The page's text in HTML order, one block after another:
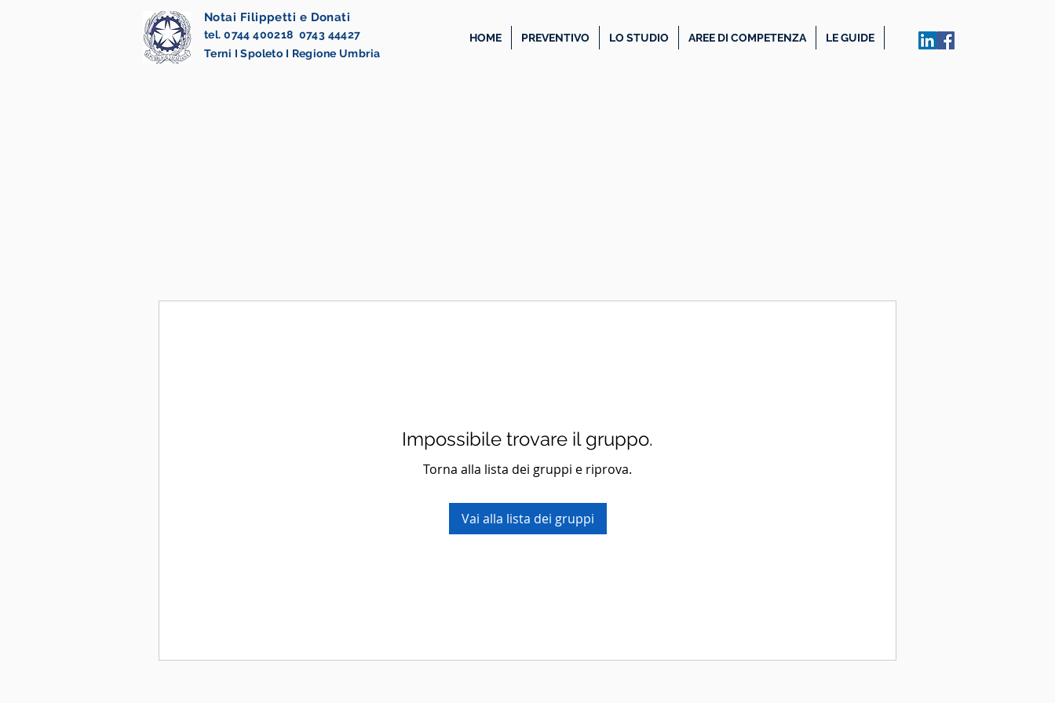
Notai Filippetti e Donati
HOME PREVENTIVO LO STUDIO AREE DI COMPETENZA LE GUIDE
tel. 0744 400218 0743 44427
Terni I Spoleto I Regione Umbria
Impossibile trovare il gruppo.
Torna alla lista dei gruppi e riprova.
Vai alla lista dei gruppi